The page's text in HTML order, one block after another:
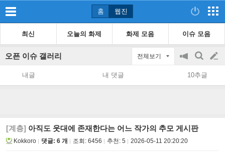
홈 웹진
최신 오늘의 화제 화제 모음 이슈 모음
오픈 이슈 갤러리 전체보기
공
지
on/off
검
색
글
쓰
내글 내 댓글 10추글
[계층] 아직도 웃대에 존재한다는 어느 작가의 추모 게시판
Kokkoro 댓글: 6 개 조회: 6456 추천: 5 2026-05-11 20:20:20